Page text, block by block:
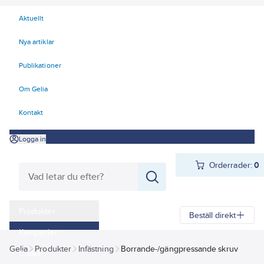
Aktuellt
Nya artiklar
Publikationer
Om Gelia
Kontakt
Logga in
Orderrader:0
Kampanjer
Outlet
Beställ direkt
Gelia Produkter Infästning Borrande-/gängpressande skruv